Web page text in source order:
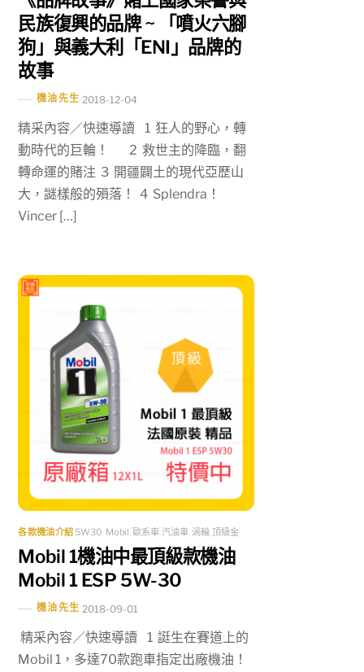
民族復興的品牌 ~ 「噴火六腳
狗」與義大利「ENI」品牌的
故事
機油先生 2018-12-04
精采內容／快速導讀 1 狂人的野心，轉
動時代的巨輪！ 2 救世主的降臨，翻
轉命運的賭注 3 開疆闢土的現代亞歷山
大，謎樣般的殞落！ 4 Splendra！
Vincer […]
各款機油介紹 5W30, Mobil, 歐系車,汽油車, 渦輪,頂級金
Mobil 1機油中最頂級款機油
Mobil 1 ESP 5W-30
機油先生 2018-09-01
精采內容／快速導讀 1 誔生在賽道上的
Mobil 1，多達70款跑車指定出廠機油！